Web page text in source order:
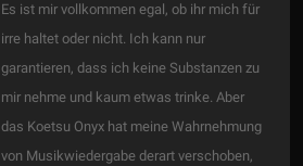
Es ist mir vollkommen egal, ob ihr mich für
irre haltet oder nicht. Ich kann nur
garantieren, dass ich keine Substanzen zu
mir nehme und kaum etwas trinke. Aber
das Koetsu Onyx hat meine Wahrnehmung
von Musikwiedergabe derart verschoben,